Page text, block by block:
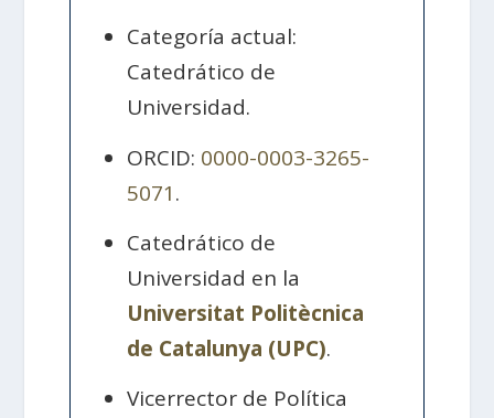
Categoría actual:
Catedrático de
Universidad.
ORCID: 0000-0003-3265-
5071.
Catedrático de
Universidad en la
Universitat Politècnica
de Catalunya (UPC).
Vicerrector de Política